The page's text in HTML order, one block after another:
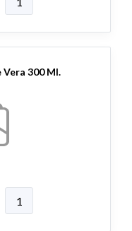
Vera 300 Ml.